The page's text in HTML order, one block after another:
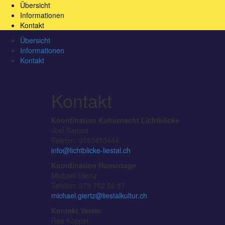
Übersicht
Informationen
Kontakt
Übersicht
Informationen
Kontakt
Kontakt
Koordination Kulturnacht Lichtblicke
Joel Sames
Telefon: 0763453444
info@lichtblicke-liestal.ch
Koordination Humortage
Michael Giertz
Telefon: 079 752 52 37
michael.giertz@liestalkultur.ch
Kontakt Verein
Rea Köppel